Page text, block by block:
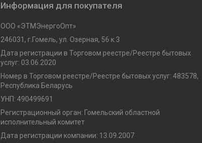
Информация для покупателя
ООО «ЭТМЭнергоОпт»
246031, г.Гомель, ул. Озерная, 56 к.3
Дата регистрации в Торговом реестре/Реестре бытовых
услуг: 03.06.2020
Номер в Торговом реестре/Реестре бытовых услуг: 483578,
Республика Беларусь
УНП: 490499691
Регистрационный орган: Гомельский областной
исполнительный комитет
Дата регистрации компании: 13.09.2007